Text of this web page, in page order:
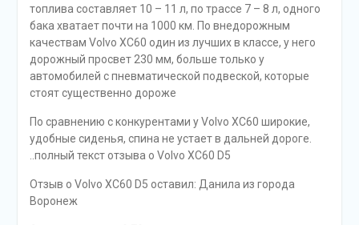
топлива составляет 10 – 11 л, по трассе 7 – 8 л, одного
бака хватает почти на 1000 км. По внедорожным
качествам Volvo XC60 один из лучших в классе, у него
дорожный просвет 230 мм, больше только у
автомобилей с пневматической подвеской, которые
стоят существенно дороже
По сравнению с конкурентами у Volvo XC60 широкие,
удобные сиденья, спина не устает в дальней дороге.
..полный текст отзыва о Volvo XC60 D5
Отзыв o Volvo XC60 D5 оставил: Данила из города
Воронеж